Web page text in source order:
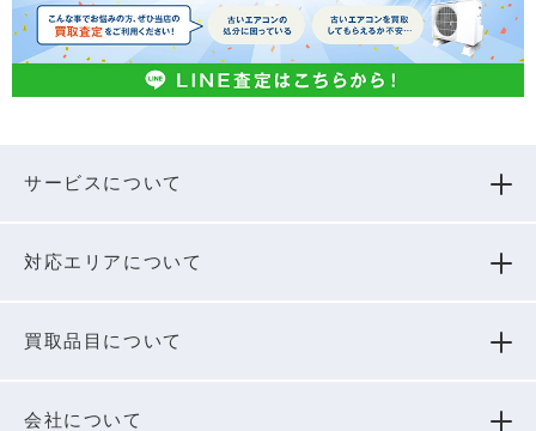
サービスについて
対応エリアについて
買取品⽬について
会社について